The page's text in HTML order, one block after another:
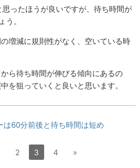
ったほうが良いですが、待ち時間が
う。
増減に規則性がなく、空いている時
ら待ち時間が伸びる傾向にあるの
を狙っていくと良いと思います。
は60分前後と待ち時間は短め
2 3 4 »